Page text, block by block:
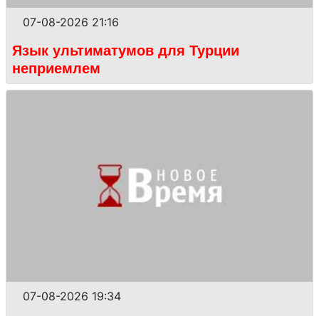
07-08-2026 21:16
Язык ультиматумов для Турции
неприемлем
07-08-2026 19:34